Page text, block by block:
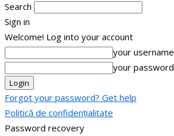
Search
Sign in
Welcome! Log into your account
your username
your password
Forgot your password? Get help
Politică de confidențialitate
Password recovery